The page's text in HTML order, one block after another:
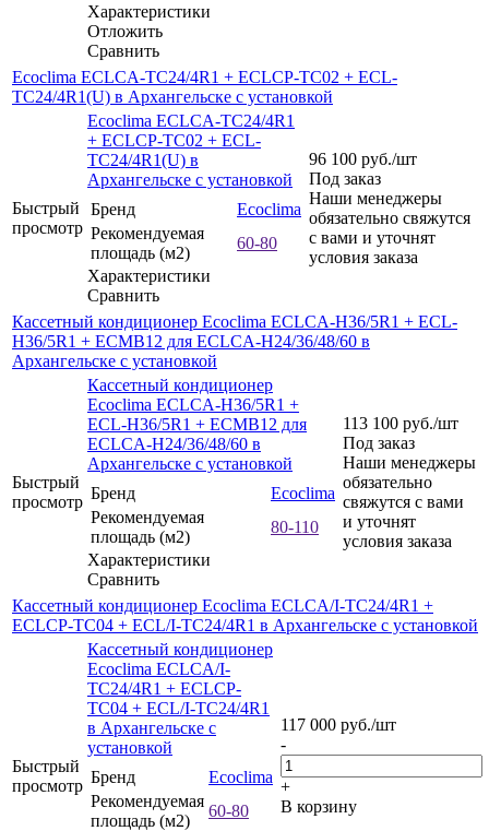
Характеристики
Отложить
Сравнить
Ecoclima ECLCA-TC24/4R1 + ECLCP-TC02 + ECL-
TC24/4R1(U) в Архангельске с установкой
Быстрый
просмотр
Ecoclima ECLCA-TC24/4R1
+ ECLCP-TC02 + ECL-
TC24/4R1(U) в
Архангельске с установкой
Бренд
Ecoclima
Рекомендуемая
площадь (м2)
60-80
Характеристики
Сравнить
96 100 руб./шт
Под заказ
Наши менеджеры
обязательно свяжутся
с вами и уточнят
условия заказа
Кассетный кондиционер Ecoclima ECLCA-H36/5R1 + ECL-
H36/5R1 + ECMB12 для ECLCA-H24/36/48/60 в
Архангельске с установкой
Быстрый
просмотр
Кассетный кондиционер
Ecoclima ECLCA-H36/5R1 +
ECL-H36/5R1 + ECMB12 для
ECLCA-H24/36/48/60 в
Архангельске с установкой
Бренд
Ecoclima
Рекомендуемая
площадь (м2)
80-110
Характеристики
Сравнить
113 100 руб./шт
Под заказ
Наши менеджеры
обязательно
свяжутся с вами
и уточнят
условия заказа
Кассетный кондиционер Ecoclima ECLCA/I-TC24/4R1 +
ECLCP-TC04 + ECL/I-TC24/4R1 в Архангельске с установкой
Быстрый
просмотр
Кассетный кондиционер
Ecoclima ECLCA/I-
TC24/4R1 + ECLCP-
TC04 + ECL/I-TC24/4R1
в Архангельске с
установкой
Бренд
Ecoclima
Рекомендуемая
площадь (м2)
60-80
117 000 руб./шт
-
+
В корзину